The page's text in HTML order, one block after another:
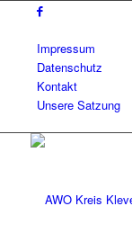
Impressum
Datenschutz
Kontakt
Unsere Satzung